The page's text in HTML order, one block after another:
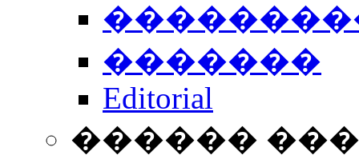
�������
Editorial
������